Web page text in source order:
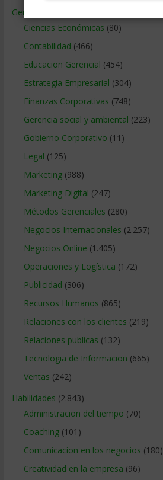
Gerencia
Ciencias Económicas (80)
Contabilidad (466)
Educacion Gerencial (454)
Estrategia Empresarial (304)
Finanzas Corporativas (748)
Gerencia social y ambiental (223)
Gobierno Corporativo (11)
Legal (125)
Marketing(988)
Marketing Digital (247)
Métodos Gerenciales (280)
Negocios Internacionales (2.257)
Negocios Online (1.405)
Operaciones y Logística (172)
Publicidad (306)
Recursos Humanos (865)
Relaciones con los clientes (219)
Relaciones publicas (132)
Tecnologia de Informacion (665)
Ventas (242)
Habilidades (2.843)
Administracion del tiempo (70)
Coaching(101)
Comunicacion en los negocios (180)
Creatividad en la empresa (96)